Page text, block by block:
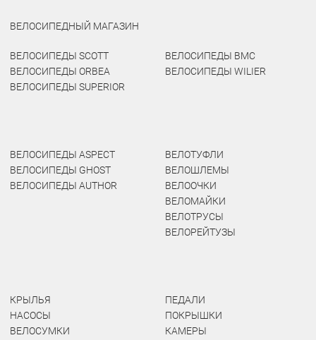
ВЕЛОСИПЕДНЫЙ МАГАЗИН
ВЕЛОСИПЕДЫ SCOTT
ВЕЛОСИПЕДЫ ORBEA
ВЕЛОСИПЕДЫ SUPERIOR
ВЕЛОСИПЕДЫ BMC
ВЕЛОСИПЕДЫ WILIER
ВЕЛОСИПЕДЫ ASPECT
ВЕЛОСИПЕДЫ GHOST
ВЕЛОСИПЕДЫ AUTHOR
ВЕЛОТУФЛИ
ВЕЛОШЛЕМЫ
ВЕЛООЧКИ
ВЕЛОМАЙКИ
ВЕЛОТРУСЫ
ВЕЛОРЕЙТУЗЫ
КРЫЛЬЯ
НАСОСЫ
ВЕЛОСУМКИ
ПЕДАЛИ
ПОКРЫШКИ
КАМЕРЫ